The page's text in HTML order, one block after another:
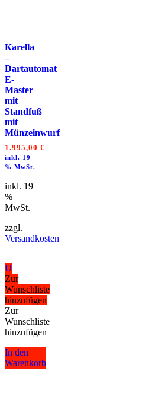
Karella
–
Dartautomat
E-
Master
mit
Standfuß
mit
Münzeinwurf
1.995,00 €
inkl. 19
% MwSt.
inkl. 19
%
MwSt.
zzgl.
Versandkosten
U
Zur
Wunschliste
hinzufügen
Zur
Wunschliste
hinzufügen
In den
Warenkorb